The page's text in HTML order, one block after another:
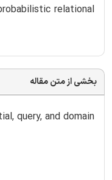
relational
بخشی از متن مقاله
query, and domain